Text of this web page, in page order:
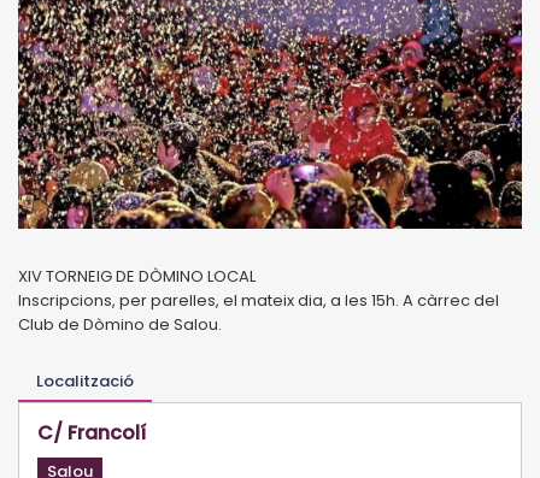
XIV TORNEIG DE DÒMINO LOCAL
Inscripcions, per parelles, el mateix dia, a les 15h. A càrrec del
Club de Dòmino de Salou.
Localització
C/ Francolí
Salou